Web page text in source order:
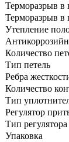
Терморазрыв в
Терморазрыв в
Утепление
Количество
Тип петель
Ребра
Количество
Тип
Регулятор
Тип
Упаковка